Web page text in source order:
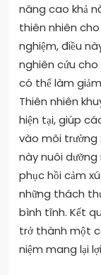
nâng cao khả
thiên nhiên
nghiệm, điều
nghiên cứu
có thể làm
Thiên nhiên
hiện tại, giúp
vào môi trường
này nuôi
phục hồi cảm
những thách
bình tĩnh. Kết
trở thành một
niệm mang lại